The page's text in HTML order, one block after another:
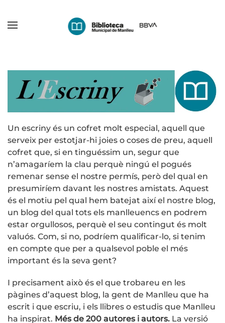
Un escriny és un cofret molt especial, aquell que
serveix per estotjar-hi joies o coses de preu, aquell
cofret que, si en tinguéssim un, segur que
n’amagaríem la clau perquè ningú el pogués
remenar sense el nostre permís, però del qual en
presumiríem davant les nostres amistats. Aquest
és el motiu pel qual hem batejat així el nostre blog,
un blog del qual tots els manlleuencs en podrem
estar orgullosos, perquè el seu contingut és molt
valuós. Com, si no, podríem qualificar-lo, si tenim
en compte que per a qualsevol poble el més
important és la seva gent?
I precisament això és el que trobareu en les
pàgines d’aquest blog, la gent de Manlleu que ha
escrit i que escriu, i els llibres o estudis que Manlleu
ha inspirat. Més de 200 autores i autors. La versió